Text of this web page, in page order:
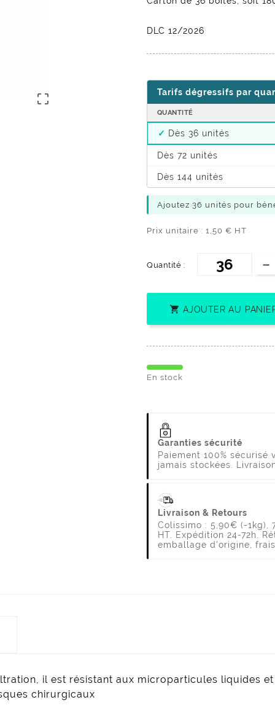

DLC 12/2026
Tarifs dégressifs par
QUANTITÉ
Dès 36 unités
Dès 72 unités
Dès 144 unités
Ajoutez 36 unités pour
Prix unitaire : 1,50 € HT
Quantité :
 AJOUTER AU
En stock
Garanties sécurité
Paiement 100%
jamais stockées.
Livraison & Retours
Colissimo : 5,90€ (-1kg),
HT. Expédition 24-72h.
emballage d'origine,
il est résistant aux microparticules liquides
chirurgicaux